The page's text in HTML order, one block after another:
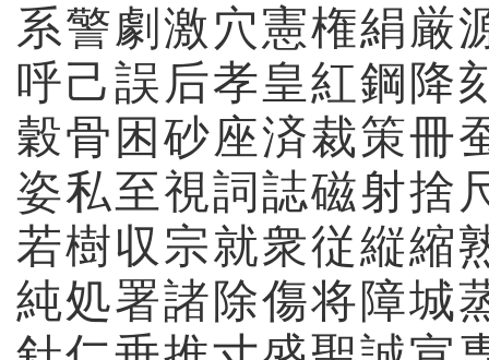
系警 劇 激 穴憲権絹 厳
呼己誤 后孝 皇紅鋼 降
穀骨 困 砂 座済裁策冊
姿私至視詞誌磁射捨
若樹収 宗就衆従縦縮
純処署諸 除傷将 障城